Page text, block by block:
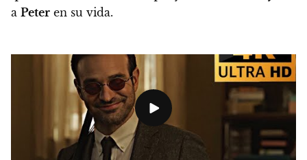
a Peter en su vida.